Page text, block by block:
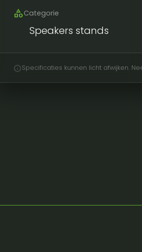
categoryCategorie
Speakers stands
infoSpecificaties kunnen licht afwijken.